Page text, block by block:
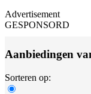
Advertisement
GESPONSORD
Aanbiedingen
Sorteren op: